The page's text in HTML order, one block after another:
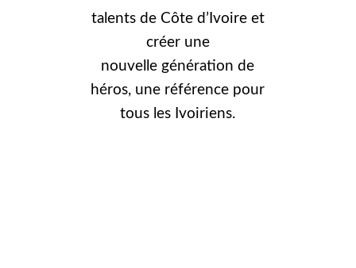
talents de Côte d’Ivoire et
créer une
nouvelle génération de
héros, une référence pour
tous les Ivoiriens.